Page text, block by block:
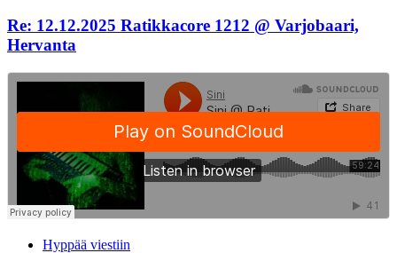
Re: 12.12.2025 Ratikkacore 1212 @ Varjobaari,
Hervanta
Hyppää viestiin